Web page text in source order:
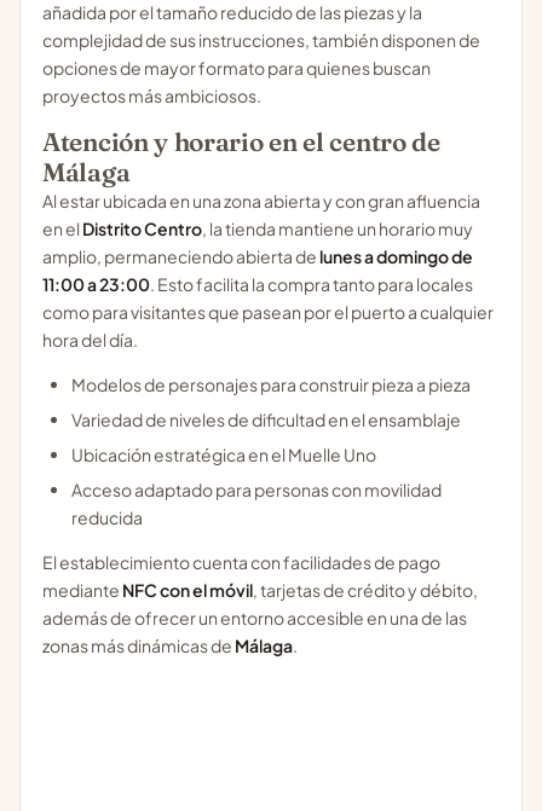
añadida por el tamaño reducido de las piezas y la
complejidad de sus instrucciones, también disponen de
opciones de mayor formato para quienes buscan
proyectos más ambiciosos.
Atención y horario en el centro de
Málaga
Al estar ubicada en una zona abierta y con gran afluencia
en el Distrito Centro, la tienda mantiene un horario muy
amplio, permaneciendo abierta de lunes a domingo de
11:00 a 23:00. Esto facilita la compra tanto para locales
como para visitantes que pasean por el puerto a cualquier
hora del día.
Modelos de personajes para construir pieza a pieza
Variedad de niveles de dificultad en el ensamblaje
Ubicación estratégica en el Muelle Uno
Acceso adaptado para personas con movilidad
reducida
El establecimiento cuenta con facilidades de pago
mediante NFC con el móvil, tarjetas de crédito y débito,
además de ofrecer un entorno accesible en una de las
zonas más dinámicas de Málaga.